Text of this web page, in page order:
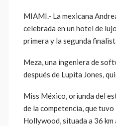
MIAMI.- La mexicana
celebrada en un hotel de
primera y la segunda
Meza, una ingeniera de
después de Lupita Jones,
Miss México, oriunda del
de la competencia, que
Hollywood, situada a 36